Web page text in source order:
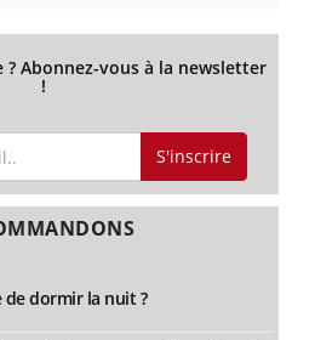
Abonnez-vous à la newsletter
!
S'inscrire
de dormir la nuit ?